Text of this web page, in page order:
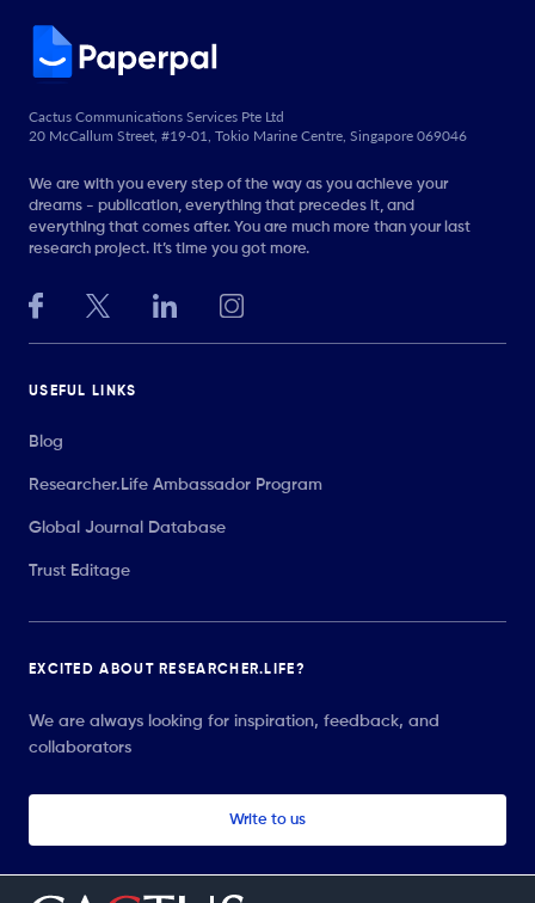
Cactus Communications Services Pte Ltd
20 McCallum Street, #19-01, Tokio Marine Centre, Singapore 069046
We are with you every step of the way as you achieve your
dreams - publication, everything that precedes it, and
everything that comes after. You are much more than your last
research project. It’s time you got more.
USEFUL LINKS
Blog
Researcher.Life Ambassador Program
Global Journal Database
Trust Editage
EXCITED ABOUT RESEARCHER.LIFE?
We are always looking for inspiration, feedback, and
collaborators
Write to us